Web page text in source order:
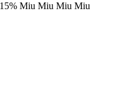
Miu Miu Miu Miu